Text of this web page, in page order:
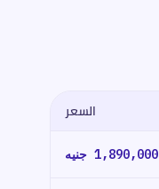
السعر
1,890,000 جنيه